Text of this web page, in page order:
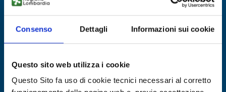
Consenso Dettagli Informazioni sui cookie
Questo sito web utilizza i cookie
Questo Sito fa uso di cookie tecnici necessari al corretto
ID: TODE20260417001